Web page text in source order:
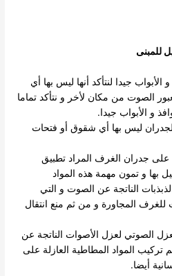
للمبنى
الأبواب جيدا لنتأكد أنها ليس بها أي
الصوت من مكان لأخر و نتأكد تماما
و الأبواب جيدا.
ليس بها أي شقوق أو فتحات
جدران الغرف المراد تطبيق
و تمون مهمة هذه المواد
الناتجة عن الصوت و التي
المجاورة و من ثم منع انتقال
الصوتي لعزل الأصوات الناتجة عن
تركيب المواد المطاطية العازلة على
أيضا.